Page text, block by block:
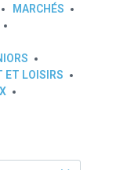
MARCHÉS
ET LOISIRS